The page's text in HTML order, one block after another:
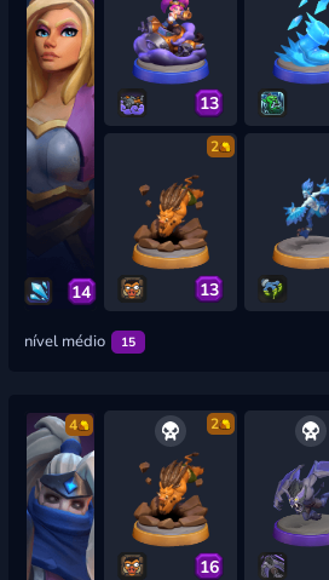
14
13
2
13
nível médio 15
4 2
16